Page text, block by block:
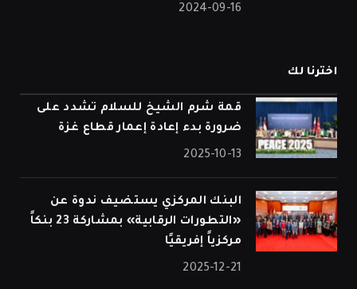
2024-09-16
اخترنا لك
قمة شرم الشيخ للسلام تشدد على
ضرورة بدء إعادة إعمار قطاع غزة
2025-10-13
البنك المركزي يستضيف ندوة عن
«التطورات الرقابية» بمشاركة 23 بنكاً
مركزياً إفريقيًا
2025-12-21